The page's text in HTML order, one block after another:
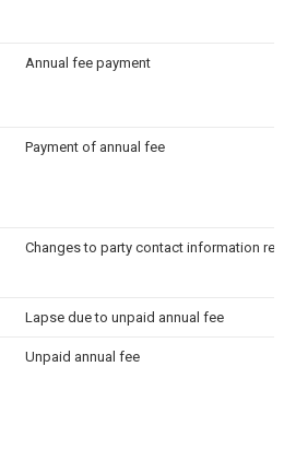
Annual fee payment
Payment of annual fee
Changes to party contact information
Lapse due to unpaid annual fee
Unpaid annual fee